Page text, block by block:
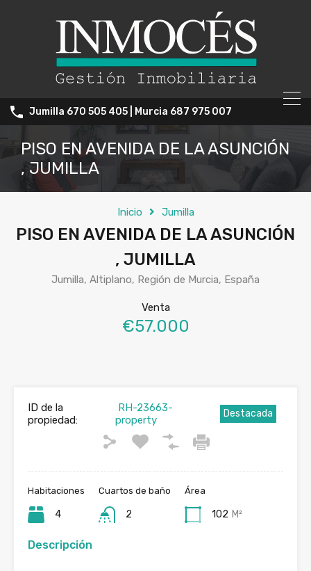
Jumilla 670 505 405 | Murcia 687 975 007
PISO EN AVENIDA DE LA ASUNCIÓN
, JUMILLA
Inicio Jumilla
PISO EN AVENIDA DE LA ASUNCIÓN
, JUMILLA
Jumilla, Altiplano, Región de Murcia, España
Venta
€57.000
ID de la
propiedad:
RH-23663-
property
Destacada
Habitaciones
4
Cuartos de baño
2
Área
102 M²
Descripción